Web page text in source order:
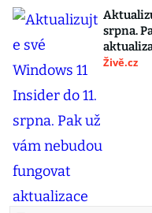
srpna.
Živě.cz